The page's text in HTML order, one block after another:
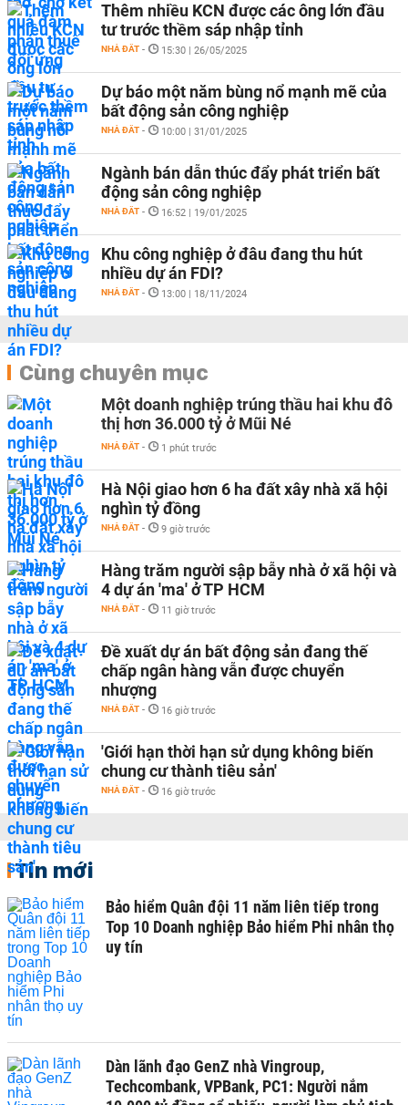
Thêm nhiều KCN được các ông lớn đầu
tư trước thềm sáp nhập tỉnh
NHÀ ĐẤT - 15:30 | 26/05/2025
Dự báo một năm bùng nổ mạnh mẽ của
bất động sản công nghiệp
NHÀ ĐẤT - 10:00 | 31/01/2025
Ngành bán dẫn thúc đẩy phát triển bất
động sản công nghiệp
NHÀ ĐẤT - 16:52 | 19/01/2025
Khu công nghiệp ở đâu đang thu hút
nhiều dự án FDI?
NHÀ ĐẤT - 13:00 | 18/11/2024
Cùng chuyên mục
Một doanh nghiệp trúng thầu hai khu đô
thị hơn 36.000 tỷ ở Mũi Né
NHÀ ĐẤT - 1 phút trước
Hà Nội giao hơn 6 ha đất xây nhà xã hội
nghìn tỷ đồng
NHÀ ĐẤT - 9 giờ trước
Hàng trăm người sập bẫy nhà ở xã hội và
4 dự án 'ma' ở TP HCM
NHÀ ĐẤT - 11 giờ trước
Đề xuất dự án bất động sản đang thế
chấp ngân hàng vẫn được chuyển
nhượng
NHÀ ĐẤT - 16 giờ trước
'Giới hạn thời hạn sử dụng không biến
chung cư thành tiêu sản'
NHÀ ĐẤT - 16 giờ trước
Tin mới
Bảo hiểm Quân đội 11 năm liên tiếp trong
Top 10 Doanh nghiệp Bảo hiểm Phi nhân thọ
uy tín
Dàn lãnh đạo GenZ nhà Vingroup,
Techcombank, VPBank, PC1: Người nắm